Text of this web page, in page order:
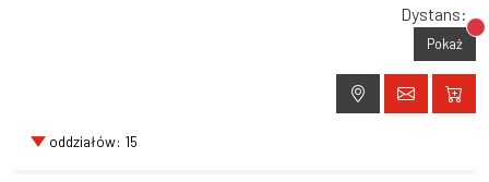
Dystans:
Pokaż
oddziałów: 15